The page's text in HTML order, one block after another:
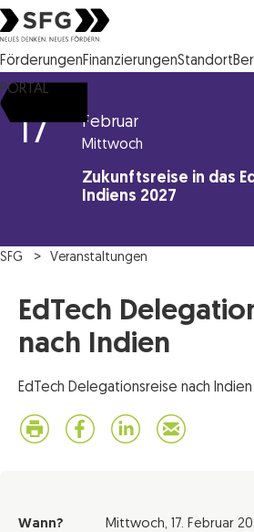
Steirische
FörderungenFinanzierungenStandort
PORTAL
17 Februar
Mittwoch
Zukunftsreise in das
Indiens 2027
SFG Veranstaltungen
EdTech
nach Indien
EdTech Delegationsreise nach Indien
Wann? Mittwoch, 17. Februar